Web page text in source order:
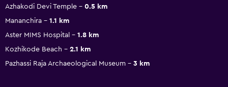
Azhakodi Devi Temple
0.5 km
Mananchira
1.1 km
Aster MIMS Hospital
1.8 km
Kozhikode Beach
2.1 km
Pazhassi Raja Archaeological Museum
3 km